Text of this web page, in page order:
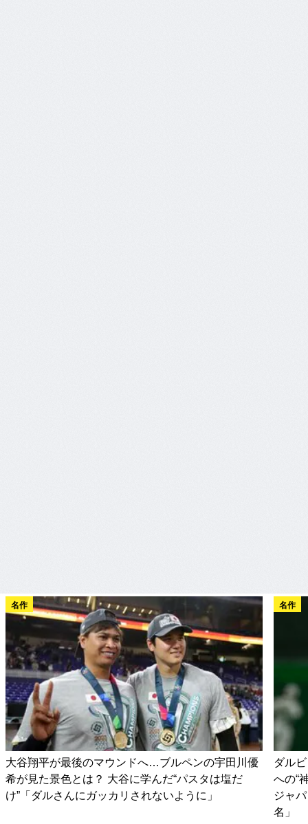
名作
大谷翔平が最後のマウンドへ…ブルペンの宇田川優
希が見た景色とは？ 大谷に学んだ“パスタは塩だ
け”「ダルさんにガッカリされないように」
名作
ダル
への“
ジャ
名」